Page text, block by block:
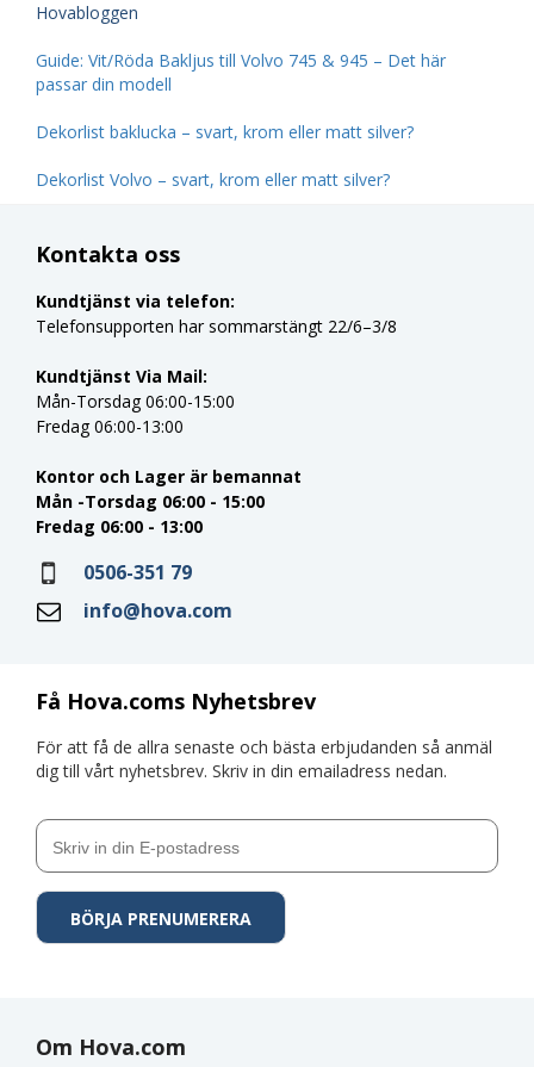
Hovabloggen
Guide: Vit/Röda Bakljus till Volvo 745 & 945 – Det här
passar din modell
Dekorlist baklucka – svart, krom eller matt silver?
Dekorlist Volvo – svart, krom eller matt silver?
Få Hova.coms Nyhetsbrev
För att få de allra senaste och bästa erbjudanden så anmäl
dig till vårt nyhetsbrev. Skriv in din emailadress nedan.
Kontakta oss
Kundtjänst via telefon:
Telefonsupporten har sommarstängt 22/6–3/8
Kundtjänst Via Mail:
Mån-Torsdag 06:00-15:00
Fredag 06:00-13:00
Kontor och Lager är bemannat
Mån -Torsdag 06:00 - 15:00
Fredag 06:00 - 13:00
0506-351 79
info@hova.com
Om Hova.com